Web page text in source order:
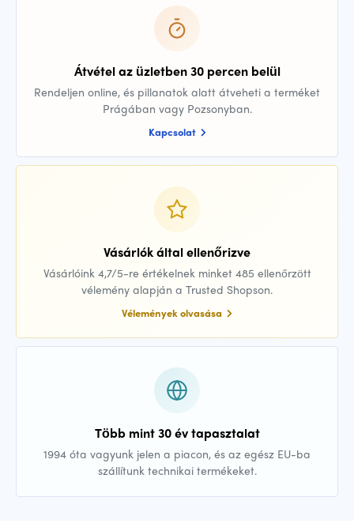
Átvétel az üzletben 30 percen belül
Rendeljen online, és pillanatok alatt átveheti a terméket
Prágában vagy Pozsonyban.
Kapcsolat
Vásárlók által ellenőrizve
Vásárlóink 4,7/5-re értékelnek minket 485 ellenőrzött
vélemény alapján a Trusted Shopson.
Vélemények olvasása
Több mint 30 év tapasztalat
1994 óta vagyunk jelen a piacon, és az egész EU-ba
szállítunk technikai termékeket.